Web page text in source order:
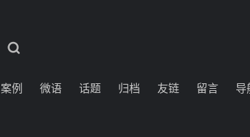
案例 微语 话题 归档 友链 留言 导